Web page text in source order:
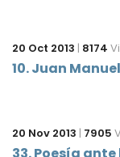
20 Oct 2013 | 8174
10. Juan
20 Nov 2013 | 7905
33. Poesía